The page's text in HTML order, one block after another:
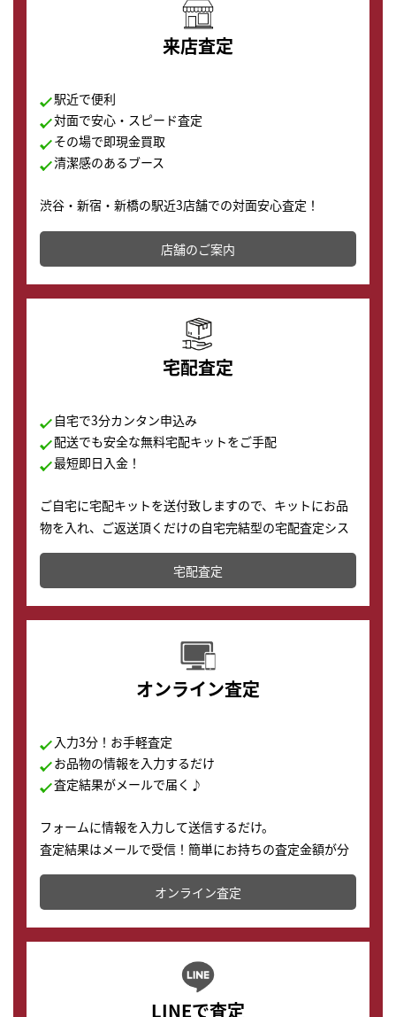
来店査定
駅近で便利
対面で安心・スピード査定
その場で即現金買取
清潔感のあるブース
渋谷・新宿・新橋の駅近3店舗での対面安心査定！
その場で現金買取致します。渋谷本店では、時計販売の
店舗を併設しており、下取りに出してお得に新しい時計
の購入もできます♪
店舗のご案内
宅配査定
自宅で3分カンタン申込み
配送でも安全な無料宅配キットをご手配
最短即日入金！
ご自宅に宅配キットを送付致しますので、キットにお品
物を入れ、ご返送頂くだけの自宅完結型の宅配査定シス
テムです。
配送でも簡単&安全に査定・買取に出すことが可能で
す。
宅配査定
オンライン査定
入力3分！お手軽査定
お品物の情報を入力するだけ
査定結果がメールで届く♪
フォームに情報を入力して送信するだけ。
査定結果はメールで受信！簡単にお持ちの査定金額が分
かります。
オンライン査定
LINEで査定